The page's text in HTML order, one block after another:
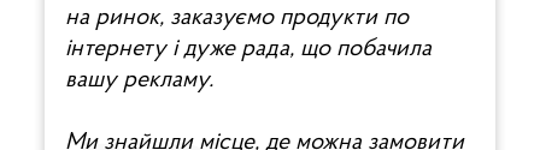
на ринок, заказуємо продукти по
інтернету і дуже рада, що побачила
вашу рекламу.
Ми знайшли місце, де можна замовити